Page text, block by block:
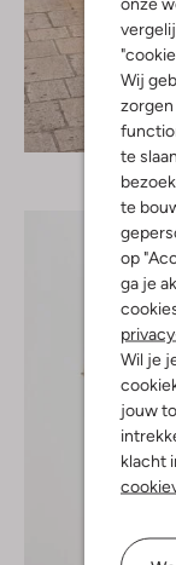
Wij
te
te
op
ga je
Wil je
jouw
klacht